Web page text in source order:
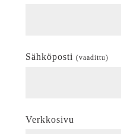
Sähköposti (vaadittu)
Verkkosivu